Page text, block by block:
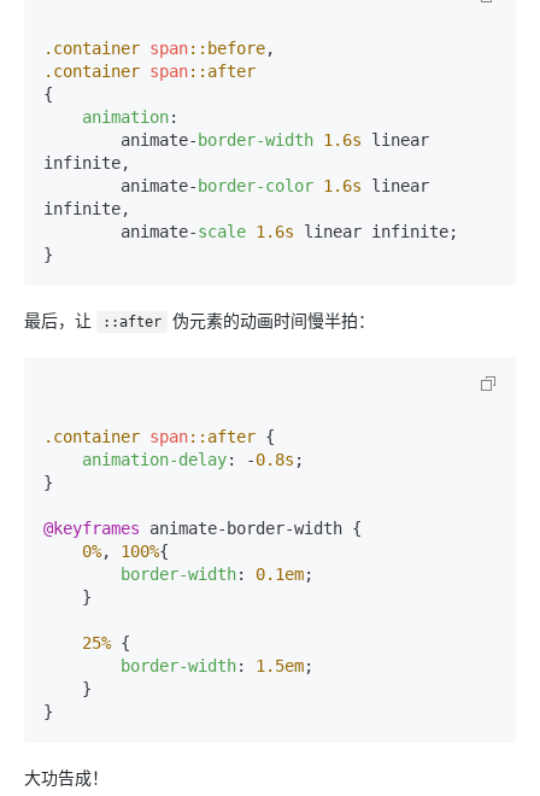
.container span::before
.container span::after
{
animation:
        animate-
border-width 1.6s linear
infinite,
        animate-
border-color 1.6s linear
infinite,
        animate-
scale 1.6s linear infinite;
最后，让 ::after 伪元素的动画时间慢半拍：
.container span::after {
animation-delay: -0.8s ;
}
@keyframes animate-border-width {
0%, 100%{
border-width: 0.1em;
25% {
border-width: 1.5em;
大功告成！